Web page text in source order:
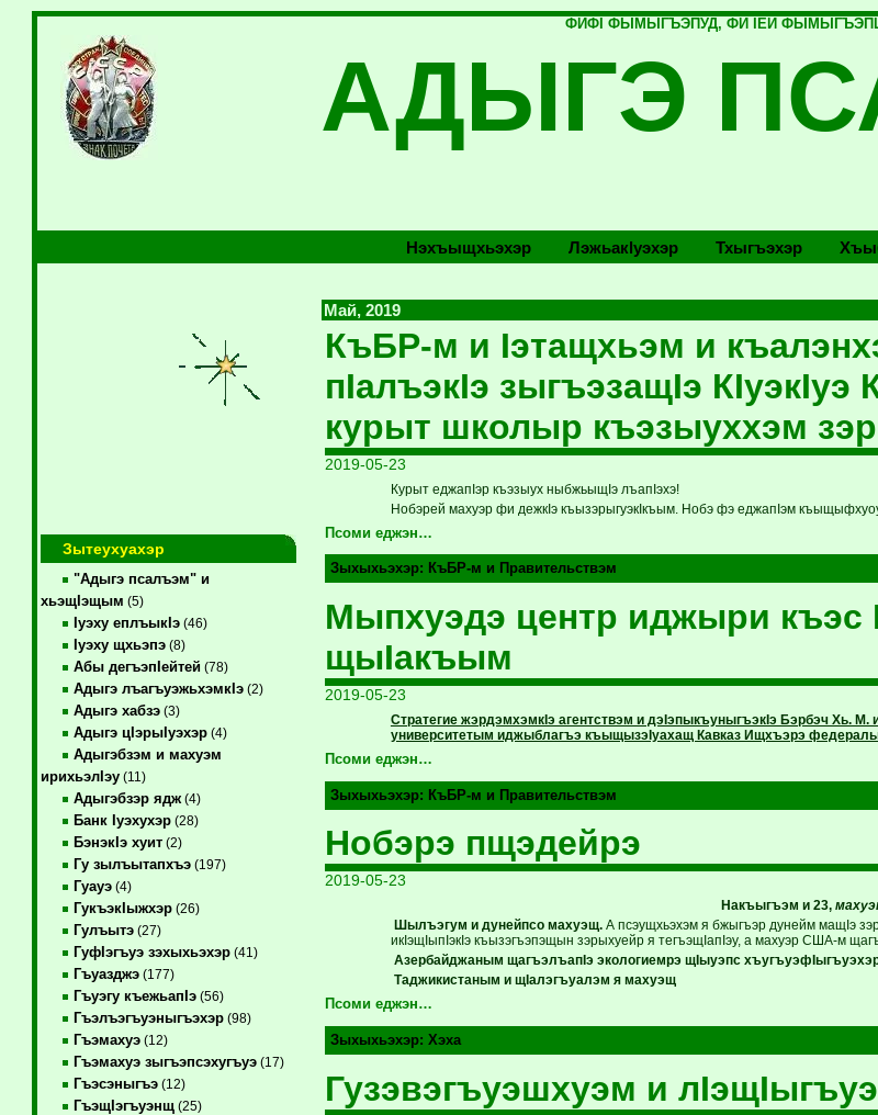
ФИФI ФЫМЫГЪЭПУД, ФИ IЕЙ
АДЫГЭ
Нэхъыщхьэхэр Лэжьакlуэхэр Тхыгъэхэр
Зытеухуахэр
"Адыгэ псалъэм" и
хьэщIэщым (5)
Iуэху еплъыкIэ(46)
Iуэху щхьэпэ(8)
Абы дегъэпIейтей(78)
Адыгэ лъагъуэжьхэмкIэ(2)
Адыгэ хабзэ(3)
Адыгэ цIэрыIуэхэр(4)
Адыгэбзэм и махуэм
ирихьэлIэу(11)
Адыгэбзэр ядж(4)
Банк Iуэхухэр(28)
БэнэкIэ хуит(2)
Гу зылъытапхъэ(197)
Гуауэ(4)
ГукъэкIыжхэр(26)
Гулъытэ(27)
ГуфIэгъуэ зэхыхьэхэр(41)
Гъуазджэ(177)
Гъуэгу къежьапIэ(56)
Гъэлъэгъуэныгъэхэр(98)
Гъэмахуэ(12)
Гъэмахуэ зыгъэпсэхугъуэ(17)
Гъэсэныгъэ(12)
ГъэщIэгъуэнщ(25)
Май, 2019
КъБР-м и Iэтащхьэм и
пIалъэкIэ зыгъэзащIэ КIуэкIуэ
курыт школыр къэзыуххэм
2019-05-23
Курыт еджапIэр къэзыух ныбжьыщIэ лъапIэхэ!
Нобэрей махуэр фи дежкIэ къызэрыгуэкIкъым. Нобэ фэ еджапIэм
Псоми еджэн…
Зыхыхьэхэр: КъБР-м и Правительствэм
Мыпхуэдэ центр иджыри къэс
щыIакъым
2019-05-23
Стратегие жэрдэмхэмкIэ агентствэм и дэIэпыкъуныгъэкIэ Бэрбэч Хь.
университетым иджыблагъэ къыщызэIуахащ Кавказ Ищхъэрэ
Псоми еджэн…
Зыхыхьэхэр: КъБР-м и Правительствэм
Нобэрэ пщэдейрэ
2019-05-23
Накъыгъэм и 23,
Шылъэгум и дунейпсо махуэщ.А псэущхьэхэм я бжыгъэр дунейм мащIэ
икIэщIыпIэкIэ къызэгъэпэщын зэрыхуейр я тегъэщIапIэу, а махуэр США-м
Азербайджаным щагъэлъапIэ экологиемрэ щIыуэпс
Таджикистаным и щIалэгъуалэм я махуэщ
Псоми еджэн…
Зыхыхьэхэр: Хэха
Гузэвэгъуэшхуэм и лIэщIыгъуэ